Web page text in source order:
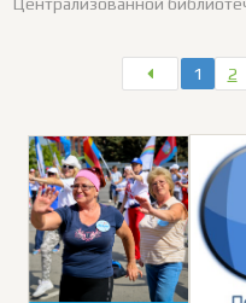
1 2